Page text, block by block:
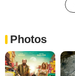
Photos